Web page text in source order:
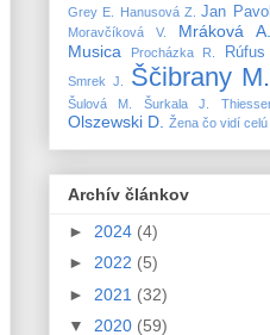
Grey E. Hanusová Z. Jan Pavol
Moravčíková V.
Mráková A.
Musica
Procházka R. Rúfus
Smrek J. Ščibrany M.
Šulová M. Šurkala J.
Olszewski D.
Žena čo vidí celú
Archív článkov
► 2024 (4)
► 2022 (5)
► 2021 (32)
▼ 2020 (59)